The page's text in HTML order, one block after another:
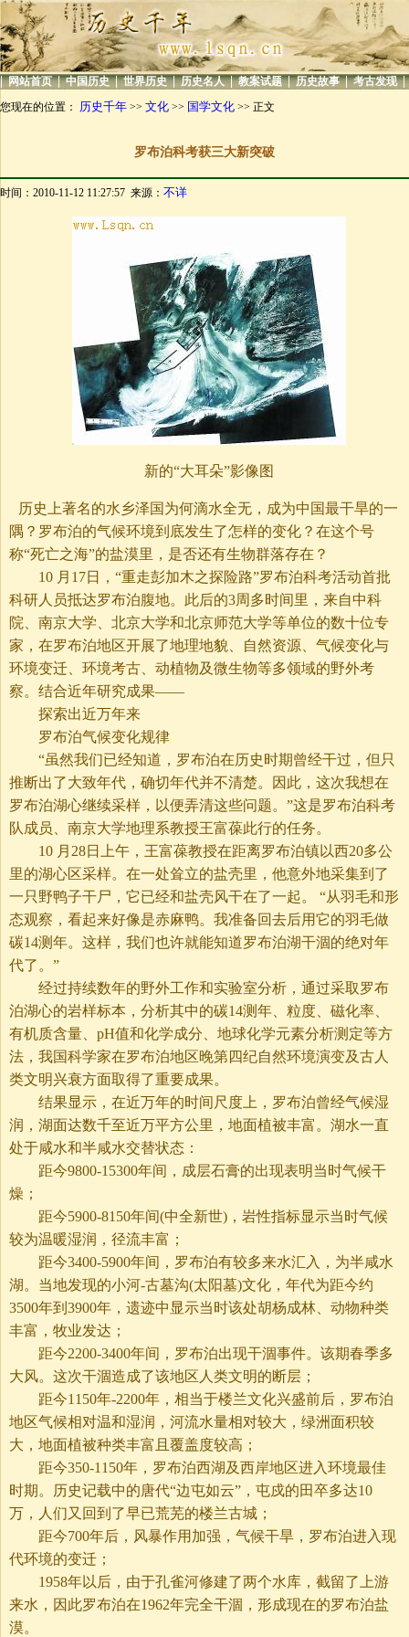
| 网站首页 | 中国历史 | 世界历史 | 历史名人 | 教案试题 | 历史故事 | 考古发现 |
您现在的位置： 历史千年 >> 文化 >> 国学文化 >> 正文
罗布泊科考获三大新突破
时间：2010-11-12 11:27:57 来源： 不详
新的“大耳朵”影像图
历史上著名的水乡泽国为何滴水全无，成为中国最干旱的一
隅？罗布泊的气候环境到底发生了怎样的变化？在这个号
称“死亡之海”的盐漠里，是否还有生物群落存在？
10 月17日，“重走彭加木之探险路”罗布泊科考活动首批
科研人员抵达罗布泊腹地。此后的3周多时间里，来自中科
院、南京大学、北京大学和北京师范大学等单位的数十位专
家，在罗布泊地区开展了地理地貌、自然资源、气候变化与
环境变迁、环境考古、动植物及微生物等多领域的野外考
察。结合近年研究成果——
探索出近万年来
罗布泊气候变化规律
“虽然我们已经知道，罗布泊在历史时期曾经干过，但只
推断出了大致年代，确切年代并不清楚。因此，这次我想在
罗布泊湖心继续采样，以便弄清这些问题。”这是罗布泊科考
队成员、南京大学地理系教授王富葆此行的任务。
10 月28日上午，王富葆教授在距离罗布泊镇以西20多公
里的湖心区采样。在一处耸立的盐壳里，他意外地采集到了
一只野鸭子干尸，它已经和盐壳风干在了一起。 “从羽毛和形
态观察，看起来好像是赤麻鸭。我准备回去后用它的羽毛做
碳14测年。这样，我们也许就能知道罗布泊湖干涸的绝对年
代了。”
经过持续数年的野外工作和实验室分析，通过采取罗布
泊湖心的岩样标本，分析其中的碳14测年、粒度、磁化率、
有机质含量、pH值和化学成分、地球化学元素分析测定等方
法，我国科学家在罗布泊地区晚第四纪自然环境演变及古人
类文明兴衰方面取得了重要成果。
结果显示，在近万年的时间尺度上，罗布泊曾经气候湿
润，湖面达数千至近万平方公里，地面植被丰富。湖水一直
处于咸水和半咸水交替状态：
距今9800-15300年间，成层石膏的出现表明当时气候干
燥；
距今5900-8150年间(中全新世)，岩性指标显示当时气候
较为温暖湿润，径流丰富；
距今3400-5900年间，罗布泊有较多来水汇入，为半咸水
湖。当地发现的小河-古墓沟(太阳墓)文化，年代为距今约
3500年到3900年，遗迹中显示当时该处胡杨成林、动物种类
丰富，牧业发达；
距今2200-3400年间，罗布泊出现干涸事件。该期春季多
大风。这次干涸造成了该地区人类文明的断层；
距今1150年-2200年，相当于楼兰文化兴盛前后，罗布泊
地区气候相对温和湿润，河流水量相对较大，绿洲面积较
大，地面植被种类丰富且覆盖度较高；
距今350-1150年，罗布泊西湖及西岸地区进入环境最佳
时期。历史记载中的唐代“边屯如云”，屯戍的田卒多达10
万，人们又回到了早已荒芜的楼兰古城；
距今700年后，风暴作用加强，气候干旱，罗布泊进入现
代环境的变迁；
1958年以后，由于孔雀河修建了两个水库，截留了上游
来水，因此罗布泊在1962年完全干涸，形成现在的罗布泊盐
漠。